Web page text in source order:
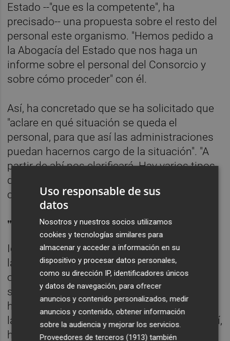
Estado --"que es la competente", ha
precisado-- una propuesta sobre el resto del
personal este organismo. "Hemos pedido a
la Abogacía del Estado que nos haga un
informe sobre el personal del Consorcio y
sobre cómo proceder" con él.
Así, ha concretado que se ha solicitado que
"aclare en qué situación se queda el
personal, para que así las administraciones
puedan hacernos cargo de la situación". "A
partir de ahí nos clarificará. Hay varios tipos
de personal y hay que ver exactamente
cómo se procede", ha añadido.
"Correctamente"
Igualmente, ha expuesto que se ha pedido a
la comisión liquidadora saber "cómo va a
organizar el día a día de la entidad hasta que
se extinga definitivamente". "En esta entidad
hay que hacer las cosas bien, hay que hacer
la liquidación correctamente y, a partir de ahí,
hay que generar un futuro, una nueva
Uso responsable de sus
datos
Nosotros y nuestros socios utilizamos
cookies y tecnologías similares para
almacenar y acceder a información en su
dispositivo y procesar datos personales,
como su dirección IP, identificadores únicos
y datos de navegación, para ofrecer
anuncios y contenido personalizados, medir
anuncios y contenido, obtener información
sobre la audiencia y mejorar los servicios.
Proveedores de terceros (1913) también